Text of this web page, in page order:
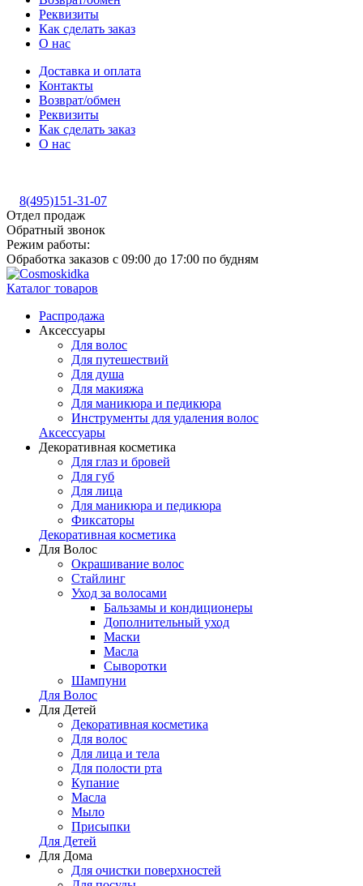
Реквизиты
Как сделать заказ
О нас
Доставка и оплата
Контакты
Возврат/обмен
Реквизиты
Как сделать заказ
О нас
8(495)151-31-07
Отдел продаж
Обратный звонок
Режим работы:
Обработка заказов с 09:00 до 17:00 по будням
Каталог товаров
Распродажа
Аксессуары
Для волос
Для путешествий
Для душа
Для макияжа
Для маникюра и педикюра
Инструменты для удаления волос
Аксессуары
Декоративная косметика
Для глаз и бровей
Для губ
Для лица
Для маникюра и педикюра
Фиксаторы
Декоративная косметика
Для Волос
Окрашивание волос
Стайлинг
Уход за волосами
Бальзамы и кондиционеры
Дополнительный уход
Маски
Масла
Сыворотки
Шампуни
Для Волос
Для Детей
Декоративная косметика
Для волос
Для лица и тела
Для полости рта
Купание
Масла
Мыло
Присыпки
Для Детей
Для Дома
Для очистки поверхностей